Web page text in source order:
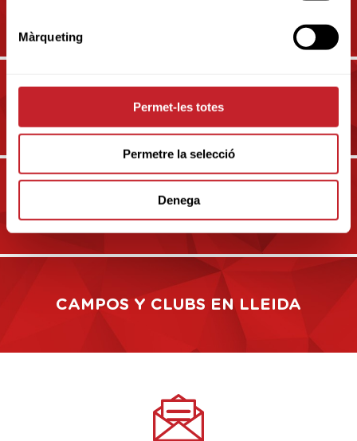
Màrqueting
Permet-les totes
Permetre la selecció
Denega
CAMPOS Y CLUBS EN GIRONA
CAMPOS Y CLUBS EN
TARRAGONA
CAMPOS Y CLUBS EN LLEIDA